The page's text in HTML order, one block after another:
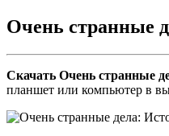
Очень странные
Скачать Очень странные
планшет или компьютер в